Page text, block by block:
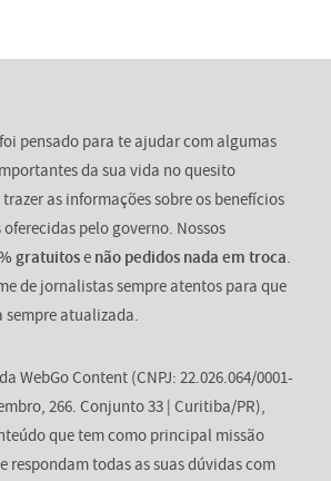
foi pensado para te ajudar com algumas
da sua vida no quesito
as informações sobre os benefícios
pelo governo. Nossos
gratuitose não pedidos nada em troca.
de jornalistas sempre atentos para que
atualizada.
WebGo Content (CNPJ: 22.026.064/0001-
266. Conjunto 33 | Curitiba/PR),
que tem como principal missão
respondam todas as suas dúvidas com